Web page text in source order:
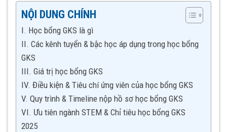
NỘI DUNG CHÍNH
I. Học bổng GKS là gì
II. Các kênh tuyển & bậc học áp dụng trong học bổng
GKS
III. Giá trị học bổng GKS
IV. Điều kiện & Tiêu chí ứng viên của học bổng GKS
V. Quy trình & Timeline nộp hồ sơ học bổng GKS
VI. Ưu tiên ngành STEM & Chỉ tiêu học bổng GKS
2025